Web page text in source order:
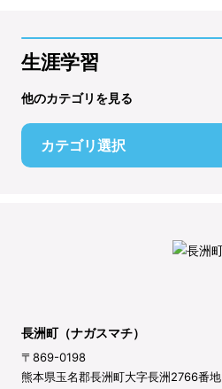
生涯学習
他のカテゴリを見る
カテゴリ選択
長洲町（ナガスマチ）
〒869-0198
熊本県玉名郡長洲町大字長洲2766番地